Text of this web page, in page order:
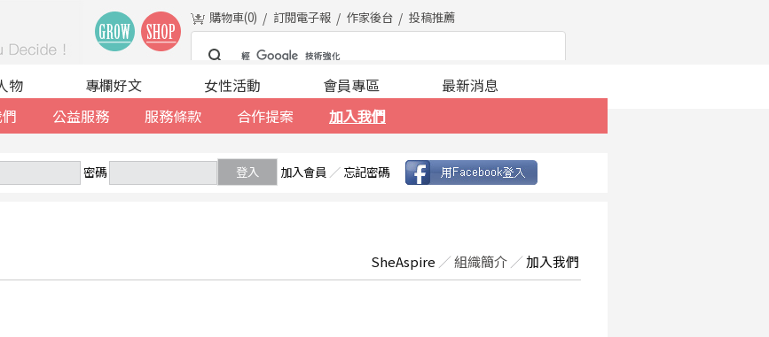
購物車(0) 訂閱電子報 作家後台 投稿推薦
公益服務 服務條款 合作提案 加入我們
物 專欄好文 女性活動 會員專區 最新消息
密碼 登入 加入會員 ／ 忘記密碼
SheAspire ／組織簡介 ／加入我們